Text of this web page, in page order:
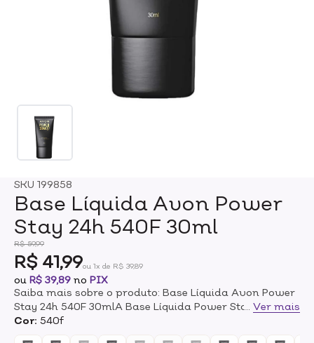
SKU 199858
Base Líquida Avon Power
Stay 24h 540F 30ml
R$ 59,99
R$ 41,99ou 1x de R$ 39,89
ou R$ 39,89 no PIX
Saiba mais sobre o produto: Base Líquida Avon Power
Stay 24h 540F 30mlA Base Líquida Power Stay possui
acabamento matte que dura por 24 horas sem sair do
Ver mais
Cor: 540f